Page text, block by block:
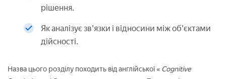
рішення.
Як аналізує зв'язки і відносини між об'єктами
дійсності.
Назва цього розділу походить від англійської « Cognitive